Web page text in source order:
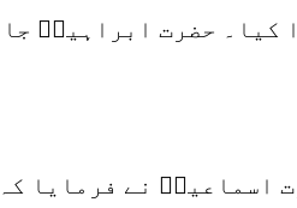
کیا۔ حضرت ابراہیمؑ
اسماعیلؑ نے فرمایا